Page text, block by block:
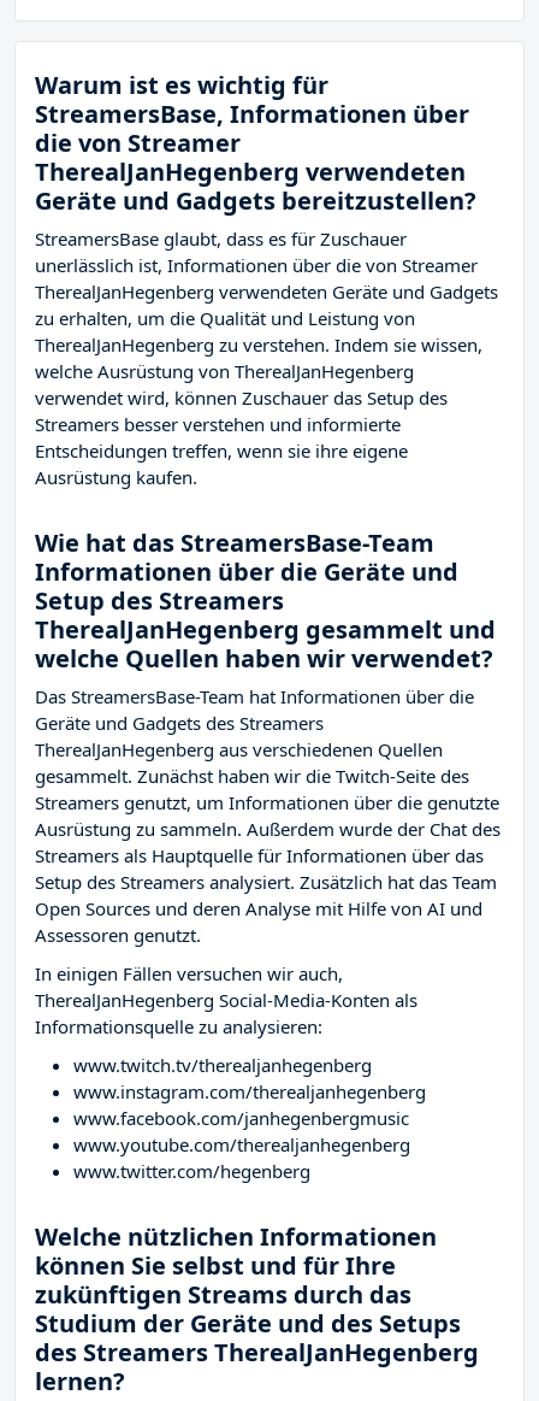
Warum ist es wichtig für
StreamersBase, Informationen über
die von Streamer
TherealJanHegenberg verwendeten
Geräte und Gadgets bereitzustellen?
StreamersBase glaubt, dass es für Zuschauer
unerlässlich ist, Informationen über die von Streamer
TherealJanHegenberg verwendeten Geräte und Gadgets
zu erhalten, um die Qualität und Leistung von
TherealJanHegenberg zu verstehen. Indem sie wissen,
welche Ausrüstung von TherealJanHegenberg
verwendet wird, können Zuschauer das Setup des
Streamers besser verstehen und informierte
Entscheidungen treffen, wenn sie ihre eigene
Ausrüstung kaufen.
Wie hat das StreamersBase-Team
Informationen über die Geräte und
Setup des Streamers
TherealJanHegenberg gesammelt und
welche Quellen haben wir verwendet?
Das StreamersBase-Team hat Informationen über die
Geräte und Gadgets des Streamers
TherealJanHegenberg aus verschiedenen Quellen
gesammelt. Zunächst haben wir die Twitch-Seite des
Streamers genutzt, um Informationen über die genutzte
Ausrüstung zu sammeln. Außerdem wurde der Chat des
Streamers als Hauptquelle für Informationen über das
Setup des Streamers analysiert. Zusätzlich hat das Team
Open Sources und deren Analyse mit Hilfe von AI und
Assessoren genutzt.
In einigen Fällen versuchen wir auch,
TherealJanHegenberg Social-Media-Konten als
Informationsquelle zu analysieren:
www.twitch.tv/therealjanhegenberg
www.instagram.com/therealjanhegenberg
www.facebook.com/janhegenbergmusic
www.youtube.com/therealjanhegenberg
www.twitter.com/hegenberg
Welche nützlichen Informationen
können Sie selbst und für Ihre
zukünftigen Streams durch das
Studium der Geräte und des Setups
des Streamers TherealJanHegenberg
lernen?